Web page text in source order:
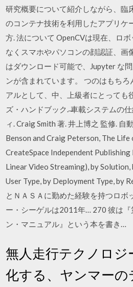
研究概要について紹介しながら、臨
のコンテナ技術を利用したアプリケ
方. 法について OpenCVは現在、ロ
なくスマホやパソコンの顔認証、画
はダウンロード可能で、Jupyter な
ンが含まれています。 つのはもちろ
アルとして、中、上級者にとっても
ズ・ハンドブック. ̶車載システムの
ィ. Craig Smith 著. 井上博之 監修. 自
Benson and Craig Peterson, The Life
CreateSpace Independent
Linear Video Streaming), by
User Type, by Deployment Type, by
とＮＡＳＡに勤めた経験を持つロボ
ー・シーゲルは2011年… 270 彼は『
ン・マニュアル』という本を書き…
無人走行テクノロジ
化する、ヤンマーの